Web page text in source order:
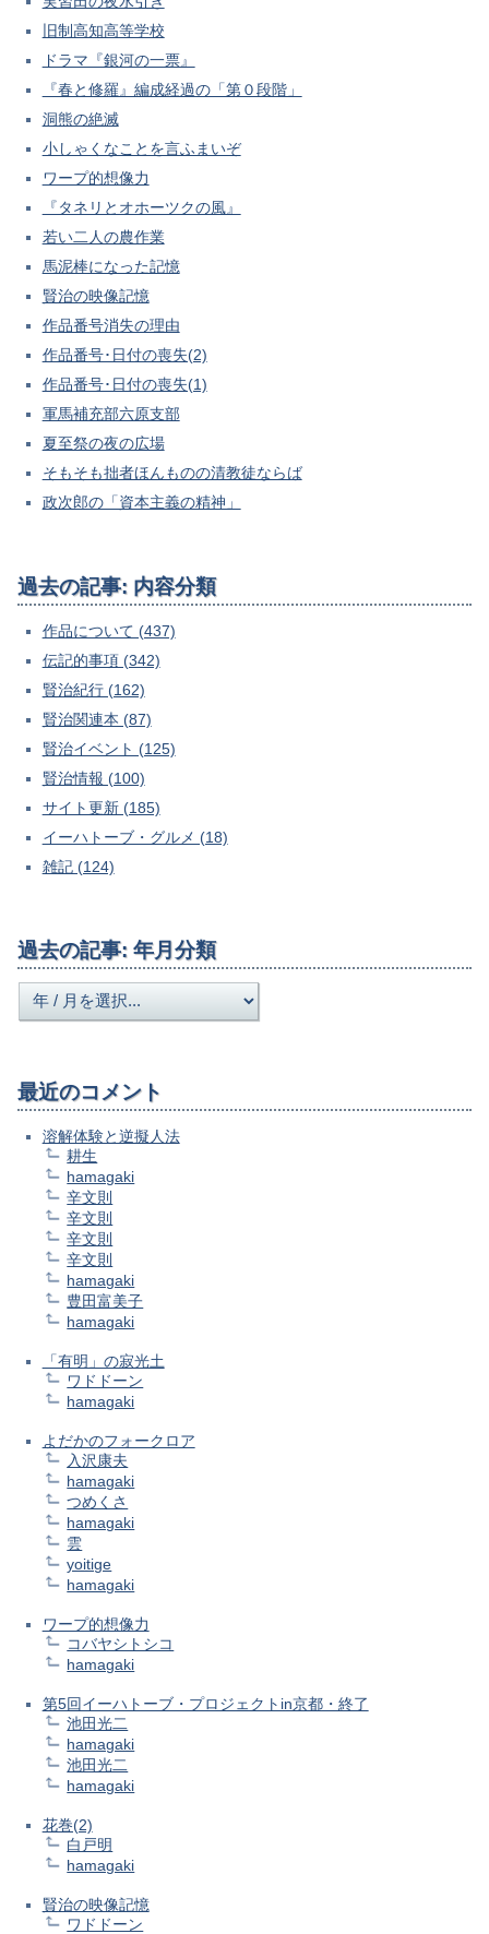
旧制高知高等学校
ドラマ『銀河の一票』
『春と修羅』編成経過の「第０段階」
洞熊の絶滅
小しゃくなことを言ふまいぞ
ワープ的想像力
『タネリとオホーツクの風』
若い二人の農作業
馬泥棒になった記憶
賢治の映像記憶
作品番号消失の理由
作品番号･日付の喪失(2)
作品番号･日付の喪失(1)
軍馬補充部六原支部
夏至祭の夜の広場
そもそも拙者ほんものの清教徒ならば
政次郎の「資本主義の精神」
過去の記事: 内容分類
作品について (437)
伝記的事項 (342)
賢治紀行 (162)
賢治関連本 (87)
賢治イベント (125)
賢治情報 (100)
サイト更新 (185)
イーハトーブ・グルメ (18)
雑記 (124)
過去の記事: 年月分類
最近のコメント
溶解体験と逆擬人法
耕生
hamagaki
辛文則
辛文則
辛文則
辛文則
hamagaki
豊田富美子
hamagaki
「有明」の寂光土
ワドドーン
hamagaki
よだかのフォークロア
入沢康夫
hamagaki
つめくさ
hamagaki
雲
yoitige
hamagaki
ワープ的想像力
コバヤシトシコ
hamagaki
第5回イーハトーブ・プロジェクトin京都・終了
池田光二
hamagaki
池田光二
hamagaki
花巻(2)
白戸明
hamagaki
賢治の映像記憶
ワドドーン